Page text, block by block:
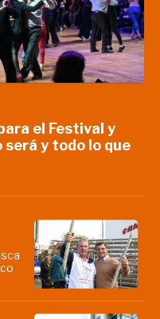
el Festival y
será y todo lo que